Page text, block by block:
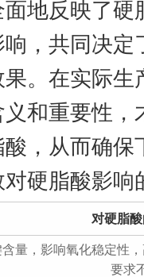
地反映了
，共同决
。在实际
和重要性
，从而确保
硬脂酸影响
对硬脂
量，影响氧化稳定性
要求